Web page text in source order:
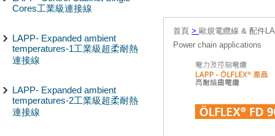
Cores工業級連接線
LAPP- Expanded ambient
temperatures-1工業級超柔耐熱
連接線
LAPP- Expanded ambient
temperatures-2工業級超柔耐熱
連接線
首頁 > 歐規電纜線 & 配件
Power chain applications